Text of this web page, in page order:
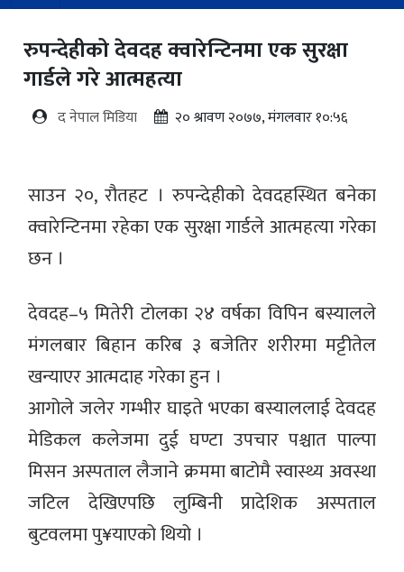
रुपन्देहीको देवदह क्वारेन्टिनमा एक सुरक्षा
गार्डले गरे आत्महत्या
द नेपाल मिडिया २० श्रावण २०७७, मंगलवार १०:५६
साउन २०, रौतहट । रुपन्देहीको देवदहस्थित बनेका
क्वारेन्टिनमा रहेका एक सुरक्षा गार्डले आत्महत्या गरेका
छन ।
देवदह–५ मितेरी टोलका २४ वर्षका विपिन बस्यालले
मंगलबार बिहान करिब ३ बजेतिर शरीरमा मट्टीतेल
खन्याएर आत्मदाह गरेका हुन ।
आगोले जलेर गम्भीर घाइते भएका बस्याललाई देवदह
मेडिकल कलेजमा दुई घण्टा उपचार पश्चात पाल्पा
मिसन अस्पताल लैजाने क्रममा बाटोमै स्वास्थ्य अवस्था
जटिल देखिएपछि लुम्बिनी प्रादेशिक अस्पताल
बुटवलमा पु¥याएको थियो ।